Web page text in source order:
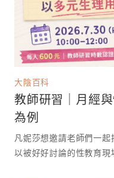
大陰百科
教師研習｜月經
為例
凡妮莎想邀請老師們一